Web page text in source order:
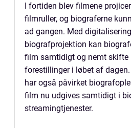
I fortiden blev filmene
filmruller, og biograferne
ad gangen. Med
biografprojektion kan
film samtidigt og nemt skifte
forestillinger i løbet af
har også påvirket
film nu udgives samtidigt i
streamingtjenester.